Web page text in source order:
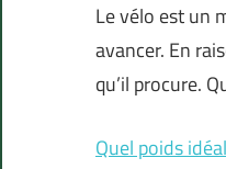
Le vélo est un
avancer. En
qu’il procure.
Quel poids